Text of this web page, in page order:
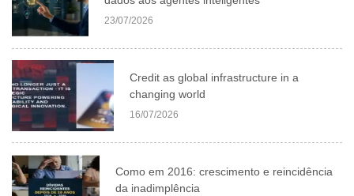
23/07/2026
Credit as global infrastructure in a
changing world
16/07/2026
Como em 2016: crescimento e reincidência
da inadimplência